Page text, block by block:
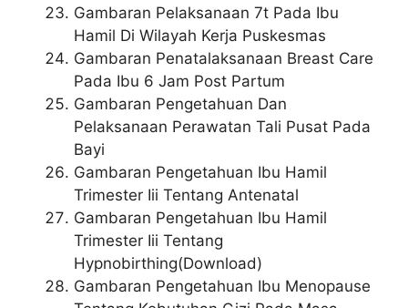
Gambaran Pelaksanaan 7t Pada Ibu
Hamil Di Wilayah Kerja Puskesmas
Gambaran Penatalaksanaan Breast Care
Pada Ibu 6 Jam Post Partum
Gambaran Pengetahuan Dan
Pelaksanaan Perawatan Tali Pusat Pada
Bayi
Gambaran Pengetahuan Ibu Hamil
Trimester Iii Tentang Antenatal
Gambaran Pengetahuan Ibu Hamil
Trimester Iii Tentang
Hypnobirthing(Download)
Gambaran Pengetahuan Ibu Menopause